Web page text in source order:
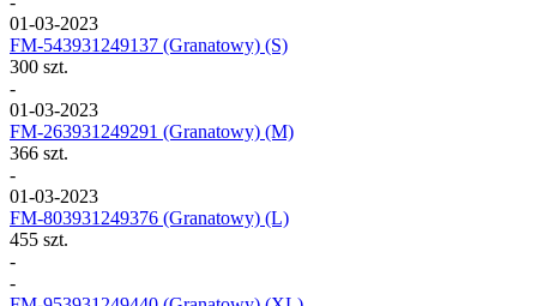
01-03-2023
FM-543931249137 (Granatowy) (S)
300 szt.
-
01-03-2023
FM-263931249291 (Granatowy) (M)
366 szt.
-
01-03-2023
FM-803931249376 (Granatowy) (L)
455 szt.
-
-